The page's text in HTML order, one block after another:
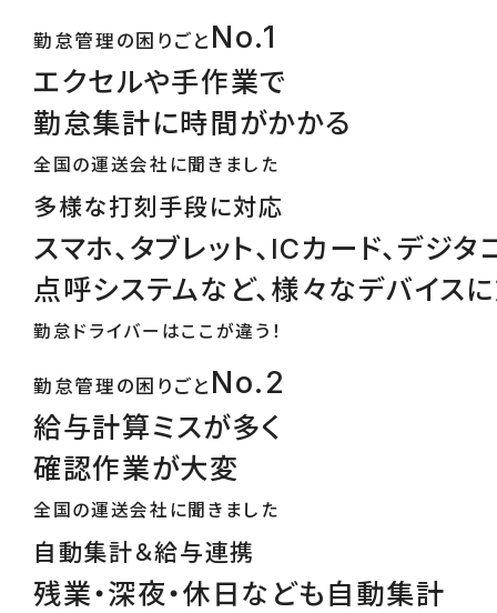
勤怠管理の困りごと No.1
エクセルや手作業で
勤怠集計に時間がかかる
全国の運送会社に聞きました
多様な打刻手段に対応
スマホ、タブレット、ICカード、デジタ
点呼システムなど、様々なデバイス
勤怠ドライバーはここが違う！
勤怠管理の困りごと No.2
給与計算ミスが多く
確認作業が大変
全国の運送会社に聞きました
自動集計＆給与連携
残業・深夜・休日なども自動集計